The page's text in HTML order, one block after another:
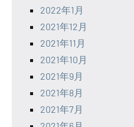
2022年1月
2021年12月
2021年11月
2021年10月
2021年9月
2021年8月
2021年7月